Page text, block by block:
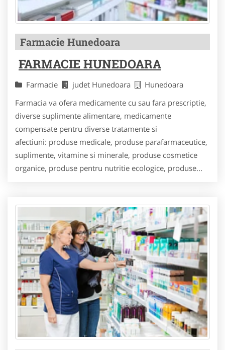
Farmacie Hunedoara
FARMACIE HUNEDOARA
Farmacie judet Hunedoara
Hunedoara
Farmacia va ofera medicamente cu sau fara prescriptie,
diverse suplimente alimentare, medicamente
compensate pentru diverse tratamente si
afectiuni: produse medicale, produse parafarmaceutice,
suplimente, vitamine si minerale, produse cosmetice
organice, produse pentru nutritie ecologice, produse...